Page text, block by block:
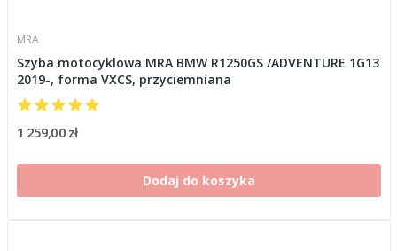
MRA
Szyba motocyklowa MRA BMW R1250GS /ADVENTURE 1G13
2019-, forma VXCS, przyciemniana
1 259,00 zł
Dodaj do koszyka